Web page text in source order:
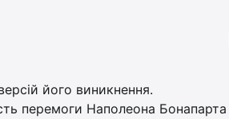
його виникнення.
перемоги Наполеона Бонапарта